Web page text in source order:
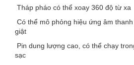
Tháp pháo có thể xoay 360 độ từ xa
Có thể mô phỏng hiệu ứng âm
giật
Pin dung lượng cao, có thể chạy
sạc